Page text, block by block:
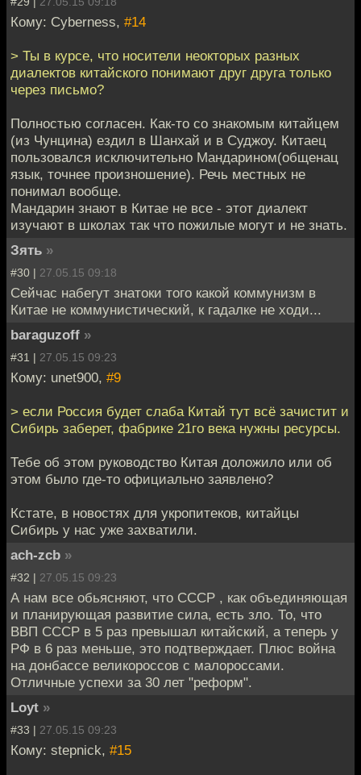
Кому: Cyberness, #14
> Ты в курсе, что носители неокторых разных
диалектов китайского понимают друг друга только
через письмо?
Полностью согласен. Как-то со знакомым китайцем
(из Чунцина) ездил в Шанхай и в Суджоу. Китаец
пользовался исключительно Мандарином(общенац
язык, точнее произношение). Речь местных не
понимал вообще.
Мандарин знают в Китае не все - этот диалект
изучают в школах так что пожилые могут и не знать.
Зять »
#30 | 27.05.15 09:18
Сейчас набегут знатоки того какой коммунизм в
Китае не коммунистический, к гадалке не ходи...
baraguzoff »
#31 | 27.05.15 09:23
Кому: unet900, #9
> если Россия будет слаба Китай тут всё зачистит и
Сибирь заберет, фабрике 21го века нужны ресурсы.
Тебе об этом руководство Китая доложило или об
этом было где-то официально заявлено?
Кстате, в новостях для укропитеков, китайцы
Сибирь у нас уже захватили.
ach-zcb »
#32 | 27.05.15 09:23
А нам все обьясняют, что СССР , как объединяющая
и планирующая развитие сила, есть зло. То, что
ВВП СССР в 5 раз превышал китайский, а теперь у
РФ в 6 раз меньше, это подтверждает. Плюс война
на донбассе великороссов с малороссами.
Отличные успехи за 30 лет "реформ".
Loyt »
#33 | 27.05.15 09:23
Кому: stepnick, #15